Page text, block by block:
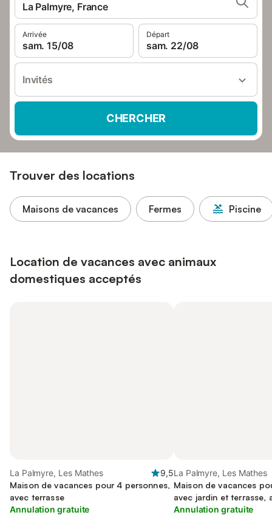
La Palmyre, France
Arrivée
sam. 15/08
Départ
sam. 22/08
Invités
CHERCHER
Trouver des locations
Maisons de vacances Fermes Piscine
Location de vacances avec animaux
domestiques acceptés
La Palmyre, Les Mathes
9,5
Maison de vacances pour 4 personnes,
avec terrasse
Annulation gratuite
La Palmyre, Les Mathes
Maison de vacances
avec jardin et terrasse,
acceptés
Annulation gratuite